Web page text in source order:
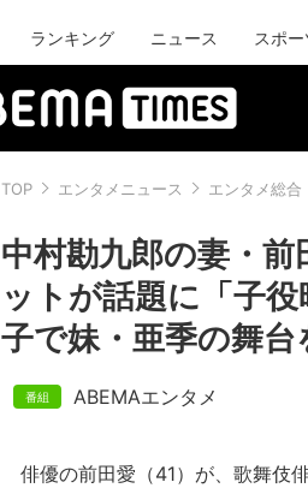
ランキング ニュース スポー
TOP エンタメニュース エンタメ総合
中村勘九郎の妻・
ットが話題に「子
子で妹・亜季の舞台
ABEMAエンタメ
俳優の前田愛（41）が、歌舞伎